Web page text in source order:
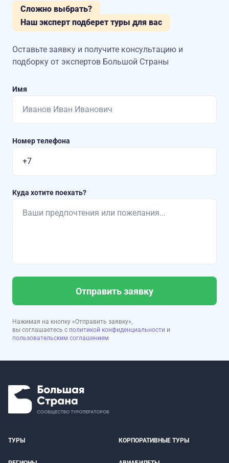
Сложно выбрать?
Наш эксперт подберет туры для вас
Оставьте заявку и получите консультацию и
подборку от экспертов Большой Страны
Имя
Номер телефона
Куда хотите поехать?
Отправить заявку
Нажимая на кнопку «Отправить заявку»,
вы соглашаетесь с политикой конфиденциальности и
пользовательским соглашением
ТУРЫ КОРПОРАТИВНЫЕ ТУРЫ